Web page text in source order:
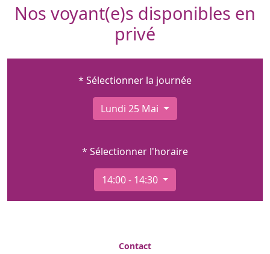
Nos voyant(e)s disponibles en
privé
* Sélectionner la journée
Lundi 25 Mai
* Sélectionner l'horaire
14:00 - 14:30
Contact